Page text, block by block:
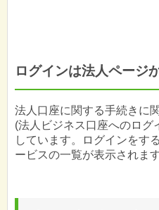
ログインは法人ページ
法人口座に関する手続きに
(法人ビジネス口座へのログ
しています。ログインをす
ービスの一覧が表示されます